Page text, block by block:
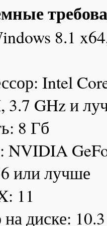
8.1
Intel
3.7 GHz и
8 Гб
NVIDIA
или лучше
11
диске: